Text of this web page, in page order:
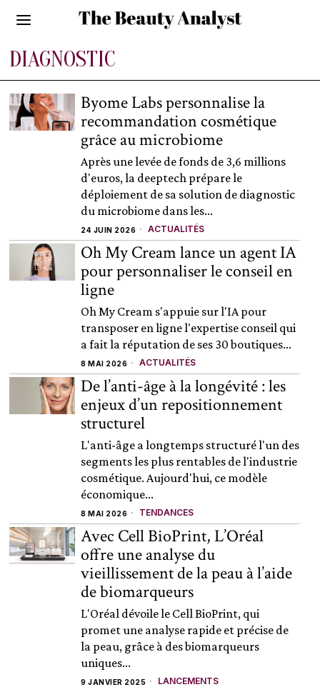
DIAGNOSTIC
Byome Labs personnalise la
recommandation cosmétique
grâce au microbiome
Après une levée de fonds de 3,6 millions
d'euros, la deeptech prépare le
déploiement de sa solution de diagnostic
du microbiome dans les...
24 JUIN 2026 ACTUALITÉS
Oh My Cream lance un agent IA
pour personnaliser le conseil en
ligne
Oh My Cream s'appuie sur l'IA pour
transposer en ligne l'expertise conseil qui
a fait la réputation de ses 30 boutiques...
8 MAI 2026 ACTUALITÉS
De l’anti-âge à la longévité : les
enjeux d’un repositionnement
structurel
L'anti-âge a longtemps structuré l'un des
segments les plus rentables de l'industrie
cosmétique. Aujourd'hui, ce modèle
économique...
8 MAI 2026 TENDANCES
Avec Cell BioPrint, L’Oréal
offre une analyse du
vieillissement de la peau à l’aide
de biomarqueurs
L'Oréal dévoile le Cell BioPrint, qui
promet une analyse rapide et précise de
la peau, grâce à des biomarqueurs
uniques...
9 JANVIER 2025 LANCEMENTS